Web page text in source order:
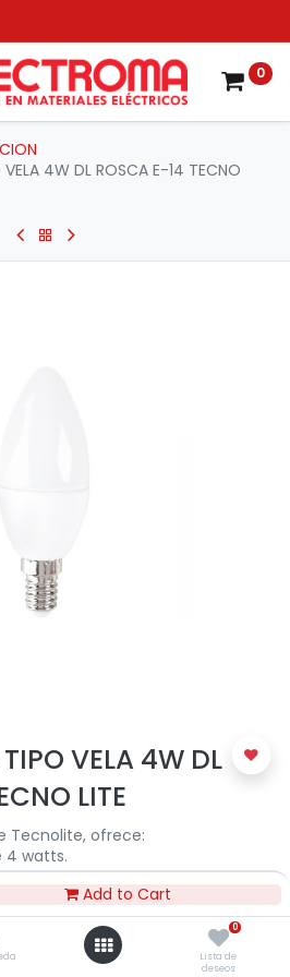
Add to Cart
0
Lista de
deseos
0
VELA 4W DL ROSCA E-14 TECNO
VELA 4W DL
LITE
Tecnolite, ofrece:
4 watts.
K.
aproximadamente.